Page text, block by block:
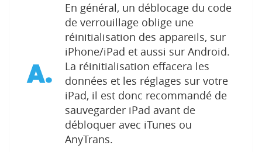
A.
En général, un déblocage du code
de verrouillage oblige une
réinitialisation des appareils, sur
iPhone/iPad et aussi sur Android.
La réinitialisation effacera les
données et les réglages sur votre
iPad, il est donc recommandé de
sauvegarder iPad avant de
débloquer avec iTunes ou
AnyTrans.